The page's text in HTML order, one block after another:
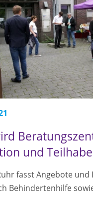
und Teilhabe
fasst Angebote und
Behindertenhilfe